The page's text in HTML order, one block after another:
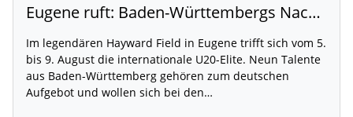
Eugene ruft: Baden-Württembergs Nachwuchs greift nach der Weltspitze
Im legendären Hayward Field in Eugene trifft sich vom 5.
bis 9. August die internationale U20-Elite. Neun Talente
aus Baden-Württemberg gehören zum deutschen
Aufgebot und wollen sich bei den…